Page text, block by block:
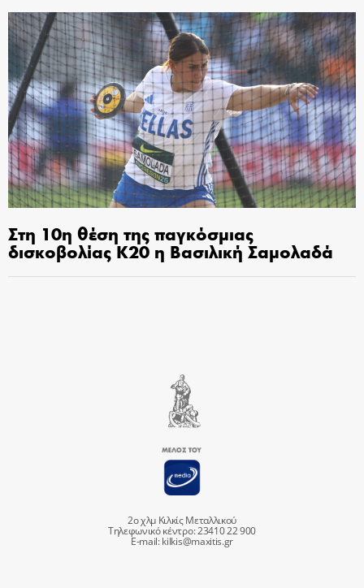
Στη 10η θέση της παγκόσμιας
δισκοβολίας Κ20 η Βασιλική Σαμολαδά
2ο χλμ Κιλκίς Μεταλλικού
Τηλεφωνικό κέντρο: 23410 22 900
E-mail:kilkis@maxitis.gr